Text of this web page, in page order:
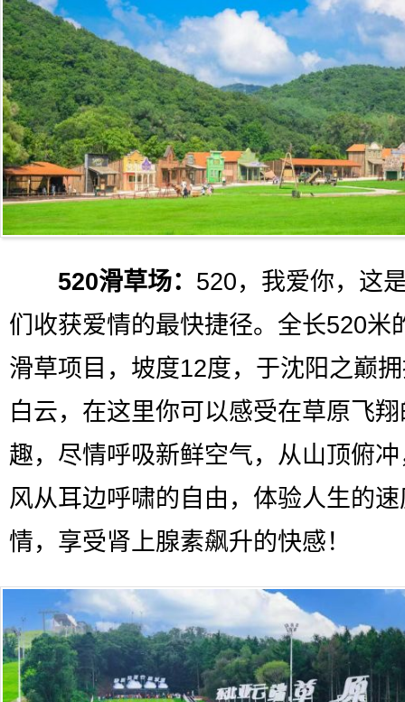
520滑草场： 520，我爱你，这
们收获爱情的最快捷径。全长520米
滑草项目，坡度12度，于沈阳之巅
白云，在这里你可以感受在草原飞
趣，尽情呼吸新鲜空气，从山顶俯
风从耳边呼啸的自由，体验人生的
情，享受肾上腺素飙升的快感！